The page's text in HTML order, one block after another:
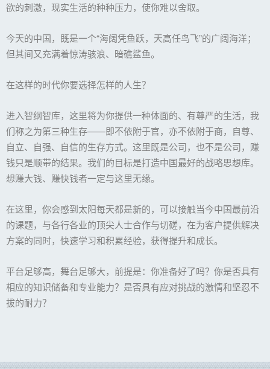
欲的刺激，现实生活的种种压力，使你难以舍取。
今天的中国，既是一个“海阔凭鱼跃，天高任鸟飞”的广阔海洋；
但其间又充满着惊涛骇浪、暗礁鲨鱼。
在这样的时代你要选择怎样的人生？
进入智纲智库，这里将为你提供一种体面的、有尊严的生活，我
们称之为第三种生存——即不依附于官，亦不依附于商，自尊、
自立、自强、自信的生存方式。这里既是公司，也不是公司，赚
钱只是顺带的结果。我们的目标是打造中国最好的战略思想库。
想赚大钱、赚快钱者一定与这里无缘。
在这里，你会感到太阳每天都是新的，可以接触当今中国最前沿
的课题，与各行各业的顶尖人士合作与切磋，在为客户提供解决
方案的同时，快速学习和积累经验，获得提升和成长。
平台足够高，舞台足够大，前提是：你准备好了吗？你是否具有
相应的知识储备和专业能力？是否具有应对挑战的激情和坚忍不
拔的耐力？